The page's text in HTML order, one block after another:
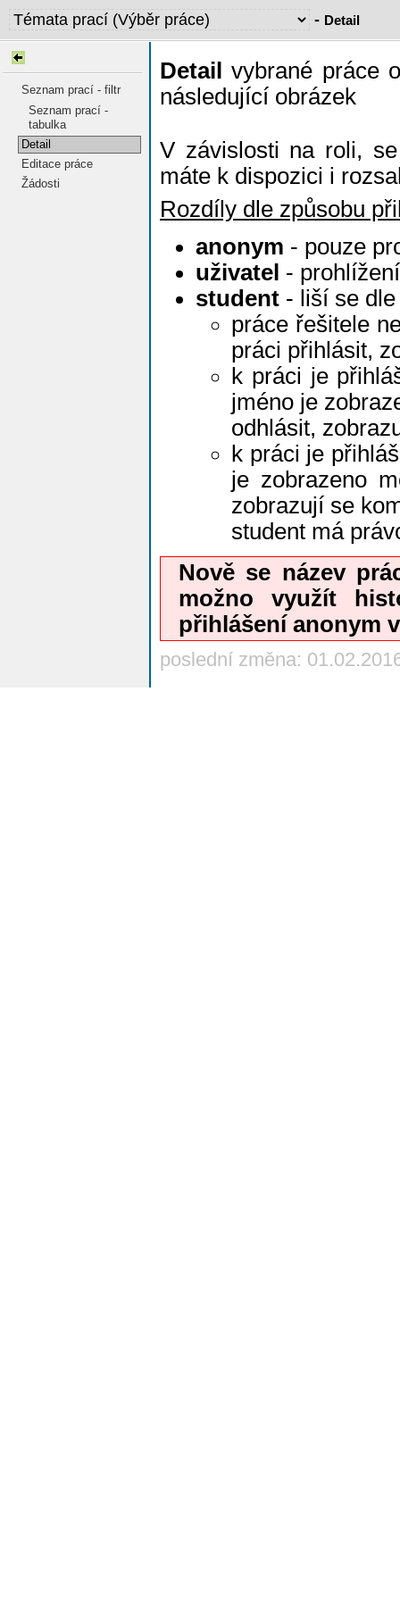
- Detail
Seznam prací - filtr
Seznam prací -
tabulka
Detail
Editace práce
Žádosti
Detail
vybrané práce
následující obrázek
V závislosti na roli,
máte k dispozici i
Rozdíly dle způsobu
anonym - pouze
uživatel -
student - liší se
práce řešitele
práci přihlásit,
k práci je
jméno je
odhlásit,
k práci je
je zobrazeno
zobrazují se
student má
Nově se název
možno využít
přihlášení anonym
poslední změna: